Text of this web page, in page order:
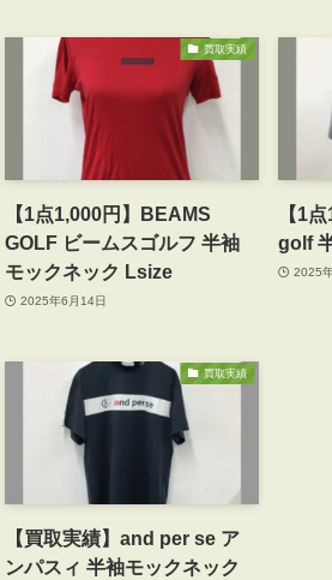
買取実績
【1点1,000円】BEAMS
GOLF ビームスゴルフ 半袖
モックネック Lsize
2025年6月14日
【1
golf
2025
買取実績
【買取実績】and per se ア
ンパスィ 半袖モックネック